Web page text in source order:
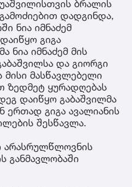
ბრალის
დადგინდა,
ნია იმნაძემ
გიგა
ნია იმნაძემ მის
და გიორგი
მასწავლებელი
ზედმეტ ყურადღებას
დაიწყო გაბაშვილმა
ერთად გიგა ავალიანის
შესწავლა.
არასრულწლოვნის
განმავლობაში